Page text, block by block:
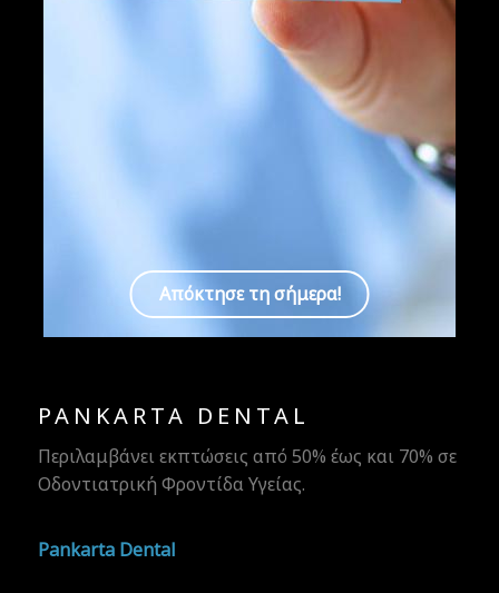
Απόκτησε τη σήμερα!
PANKARTA DENTAL
Περιλαμβάνει εκπτώσεις από 50% έως και 70% σε
Οδοντιατρική Φροντίδα Υγείας.
Pankarta Dental
Cosmoclinic